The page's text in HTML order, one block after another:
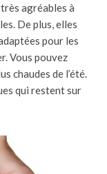
agréables à
De plus, elles
pour les
Vous pouvez
chaudes de l’été.
qui restent sur